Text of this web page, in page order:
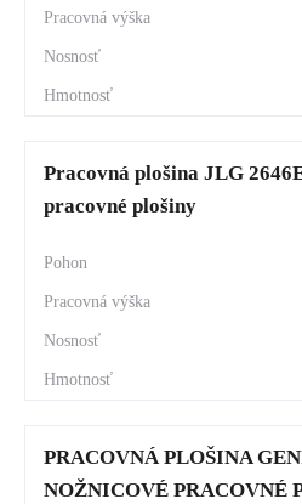
Pracovná plošina JLG
pracovné plošiny
PRACOVNÁ PLOŠINA
NOŽNICOVÉ PRACOVNÉ